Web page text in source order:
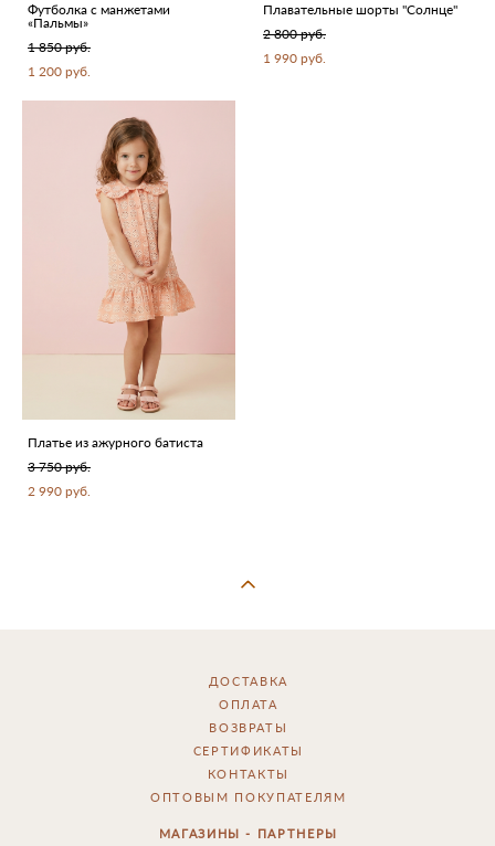
Футболка с манжетами
«Пальмы»
1 850 pуб.
1 200 pуб.
Плавательные шорты "Солнце"
2 800 pуб.
1 990 pуб.
Платье из ажурного батиста
3 750 pуб.
2 990 pуб.
ДОСТАВКА
ОПЛАТА
ВОЗВРАТЫ
СЕРТИФИКАТЫ
КОНТАКТЫ
ОПТОВЫМ ПОКУПАТЕЛЯМ
МАГАЗИНЫ - ПАРТНЕРЫ